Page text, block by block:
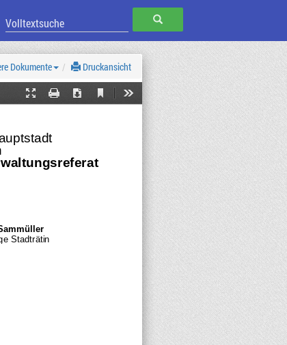
SUCHEN
Druckansicht
Dokumente
Presentation
Print Download
Current
Tools
Stadträtin